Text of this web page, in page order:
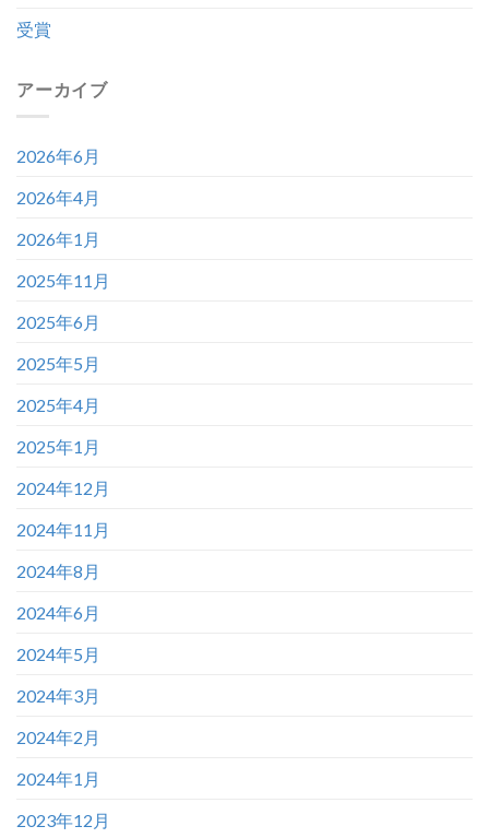
受賞
アーカイブ
2026年6月
2026年4月
2026年1月
2025年11月
2025年6月
2025年5月
2025年4月
2025年1月
2024年12月
2024年11月
2024年8月
2024年6月
2024年5月
2024年3月
2024年2月
2024年1月
2023年12月